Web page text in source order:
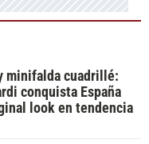
minifalda cuadrillé:
conquista España
look en tendencia